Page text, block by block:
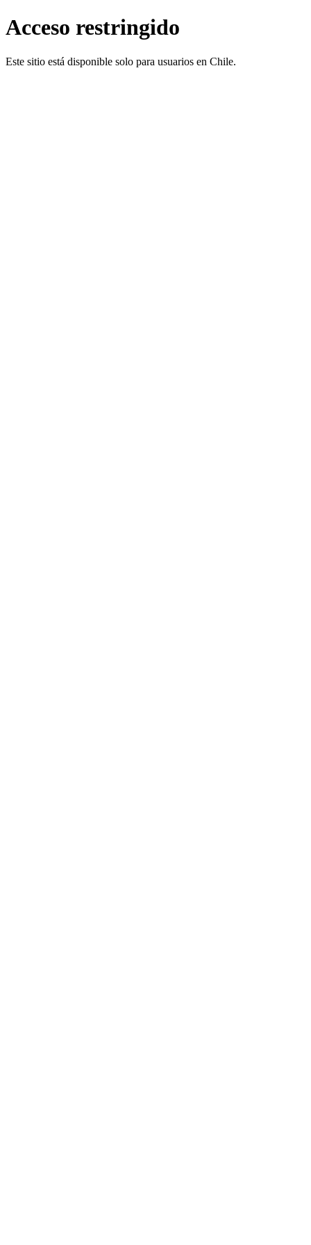
Acceso restringido
Este sitio está disponible solo para usuarios en Chile.